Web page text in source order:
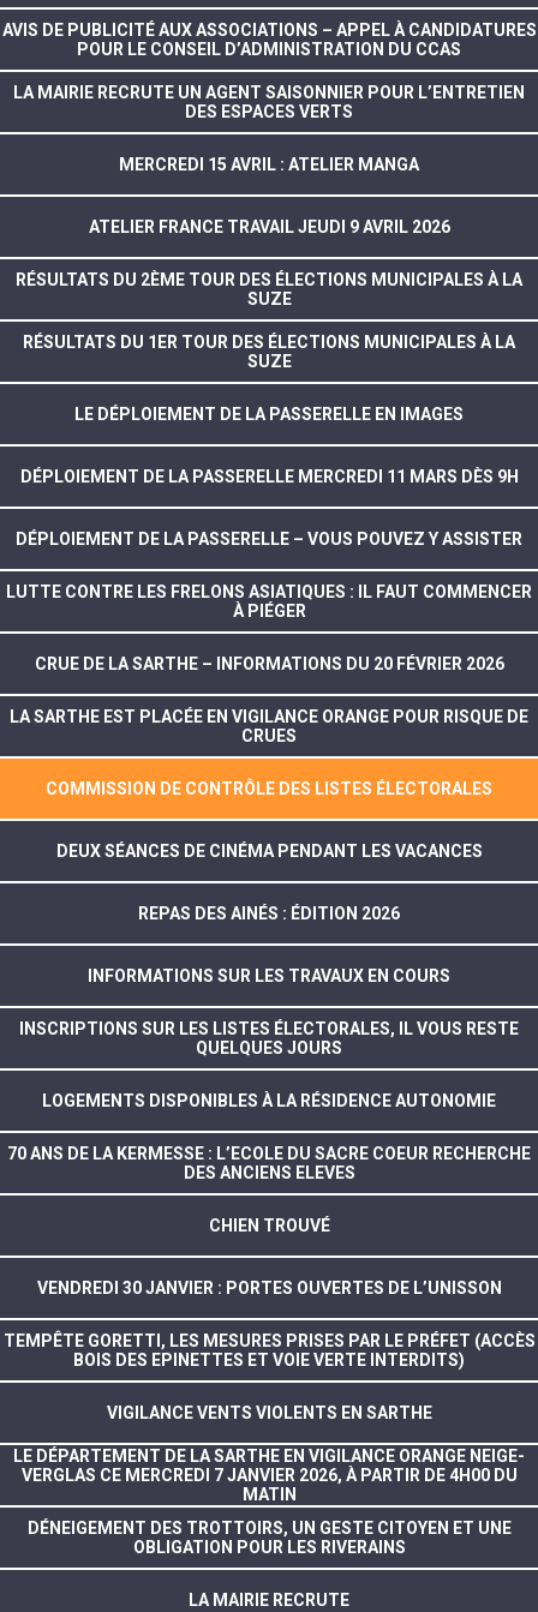
AVIS DE PUBLICITÉ AUX ASSOCIATIONS – APPEL À CANDIDATURES
POUR LE CONSEIL D’ADMINISTRATION DU CCAS
LA MAIRIE RECRUTE UN AGENT SAISONNIER POUR L’ENTRETIEN
DES ESPACES VERTS
MERCREDI 15 AVRIL : ATELIER MANGA
ATELIER FRANCE TRAVAIL JEUDI 9 AVRIL 2026
RÉSULTATS DU 2ÈME TOUR DES ÉLECTIONS MUNICIPALES À LA
SUZE
RÉSULTATS DU 1ER TOUR DES ÉLECTIONS MUNICIPALES À LA
SUZE
LE DÉPLOIEMENT DE LA PASSERELLE EN IMAGES
DÉPLOIEMENT DE LA PASSERELLE MERCREDI 11 MARS DÈS 9H
DÉPLOIEMENT DE LA PASSERELLE – VOUS POUVEZ Y ASSISTER
LUTTE CONTRE LES FRELONS ASIATIQUES : IL FAUT COMMENCER
À PIÉGER
CRUE DE LA SARTHE – INFORMATIONS DU 20 FÉVRIER 2026
LA SARTHE EST PLACÉE EN VIGILANCE ORANGE POUR RISQUE DE
CRUES
COMMISSION DE CONTRÔLE DES LISTES ÉLECTORALES
DEUX SÉANCES DE CINÉMA PENDANT LES VACANCES
REPAS DES AINÉS : ÉDITION 2026
INFORMATIONS SUR LES TRAVAUX EN COURS
INSCRIPTIONS SUR LES LISTES ÉLECTORALES, IL VOUS RESTE
QUELQUES JOURS
LOGEMENTS DISPONIBLES À LA RÉSIDENCE AUTONOMIE
70 ANS DE LA KERMESSE : L’ECOLE DU SACRE COEUR RECHERCHE
DES ANCIENS ELEVES
CHIEN TROUVÉ
VENDREDI 30 JANVIER : PORTES OUVERTES DE L’UNISSON
TEMPÊTE GORETTI, LES MESURES PRISES PAR LE PRÉFET (ACCÈS
BOIS DES EPINETTES ET VOIE VERTE INTERDITS)
VIGILANCE VENTS VIOLENTS EN SARTHE
LE DÉPARTEMENT DE LA SARTHE EN VIGILANCE ORANGE NEIGE-
VERGLAS CE MERCREDI 7 JANVIER 2026, À PARTIR DE 4H00 DU
MATIN
DÉNEIGEMENT DES TROTTOIRS, UN GESTE CITOYEN ET UNE
OBLIGATION POUR LES RIVERAINS
LA MAIRIE RECRUTE